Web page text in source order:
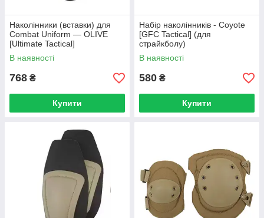
Наколінники (вставки) для
Combat Uniform — OLIVE
[Ultimate Tactical]
В наявності
768 ₴
Купити
Набір наколінників - Coyote
[GFC Tactical] (для
страйкболу)
В наявності
580 ₴
Купити